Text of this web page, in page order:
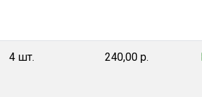
4 шт. 240,00 р.